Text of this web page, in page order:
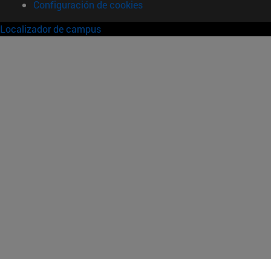
Configuración de cookies
Localizador de campus